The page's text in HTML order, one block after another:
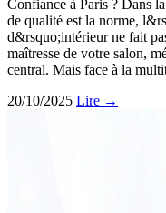
Confiance à Paris ? Dans
de qualité est la norme,
d&rsquo;intérieur ne fait
maîtresse de votre salon,
central. Mais face à la
20/10/2025 Lire →